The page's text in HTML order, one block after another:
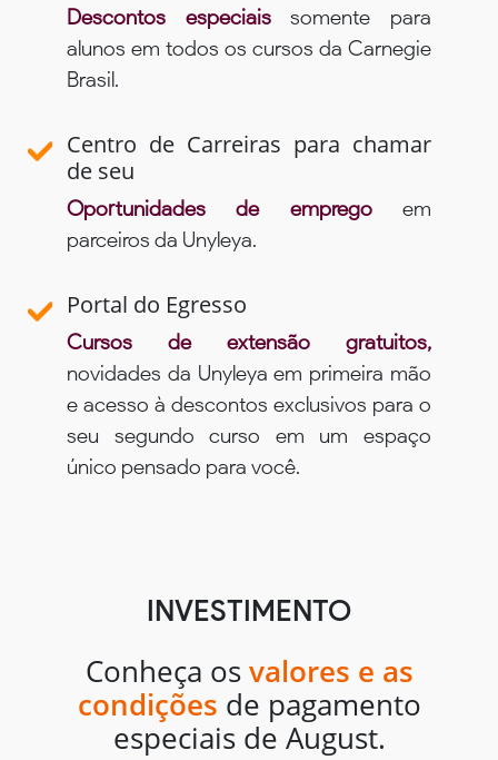
Descontos especiaissomente para
alunos em todos os cursos da Carnegie
Brasil.
Centro de Carreiras para chamar
de seu
Oportunidades de empregoem
parceiros da Unyleya.
Portal do Egresso
Cursos de extensão gratuitos,
novidades da Unyleya em primeira mão
e acesso à descontos exclusivos para o
seu segundo curso em um espaço
único pensado para você.
INVESTIMENTO
Conheça os valores e as
condições de pagamento
especiais de August.